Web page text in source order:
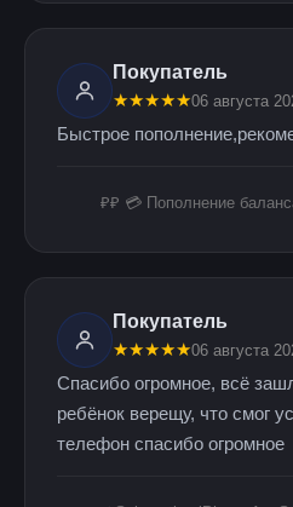
Покупатель
★★★★★06 августа
Быстрое
Покупатель
★★★★★06 августа
Спасибо огромное, всё
ребёнок верещу, что смог
телефон спасибо огромное